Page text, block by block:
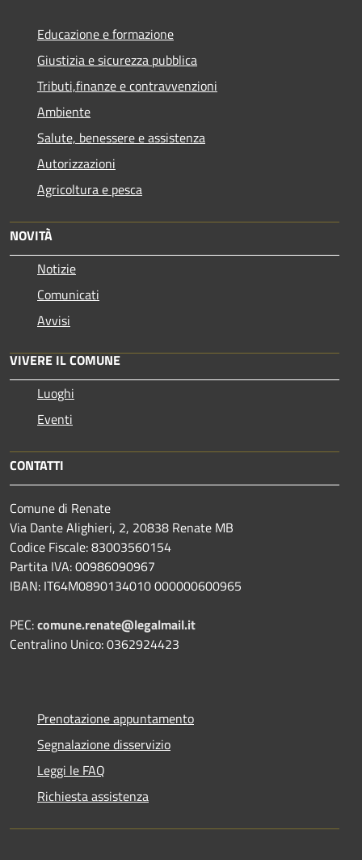
Educazione e formazione
Giustizia e sicurezza pubblica
Tributi,finanze e contravvenzioni
Ambiente
Salute, benessere e assistenza
Autorizzazioni
Agricoltura e pesca
NOVITÀ
Notizie
Comunicati
Avvisi
VIVERE IL COMUNE
Luoghi
Eventi
CONTATTI
Comune di Renate
Via Dante Alighieri, 2, 20838 Renate MB
Codice Fiscale: 83003560154
Partita IVA: 00986090967
IBAN: IT64M0890134010 000000600965
PEC:comune.renate@legalmail.it
Centralino Unico: 0362924423
Prenotazione appuntamento
Segnalazione disservizio
Leggi le FAQ
Richiesta assistenza